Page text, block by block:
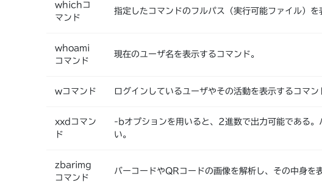
whichコ
マンド
指定したコマンドのフルパス（実行可能ファイル）を
whoami
コマンド
現在のユーザ名を表示するコマンド。
wコマンド ログインしているユーザやその活動を表示するコマン
xxdコマン
ド
-bオプションを用いると、2進数で出力可能である。
い。
zbarimg
コマンド
バーコードやQRコードの画像を解析し、その中身を